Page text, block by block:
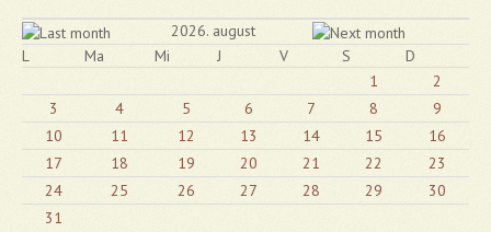
2026. august
L
Ma Mi J V S
D
1
2
3
4 5 6 7 8
9
10
11 12 13 14 15
16
17
18 19 20 21 22
23
24
25 26 27 28 29
30
31